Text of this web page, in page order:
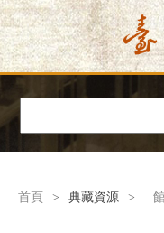
首頁 > 典藏資源 >